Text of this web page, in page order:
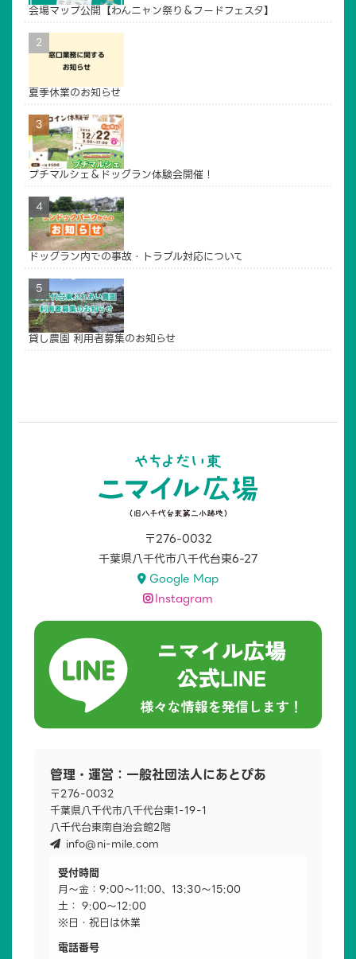
ドッグラン
イベントご利用案内
アクセス
会場マップ公開【わんニャン祭り＆フードフェスタ】
夏季休業のお知らせ
プチマルシェ＆ドッグラン体験会開催！
ドッグラン内での事故・トラブル対応について
貸し農園 利用者募集のお知らせ
〒276-0032
千葉県八千代市八千代台東6-27
Google Map
Instagram
管理・運営：一般社団法人にあとぴあ
〒276-0032
千葉県八千代市八千代台東1-19-1
八千代台東南自治会館2階
info@ni-mile.com
受付時間
月～金：9:00～11:00、13:30～15:00
土： 9:00～12:00
※日・祝日は休業
電話番号